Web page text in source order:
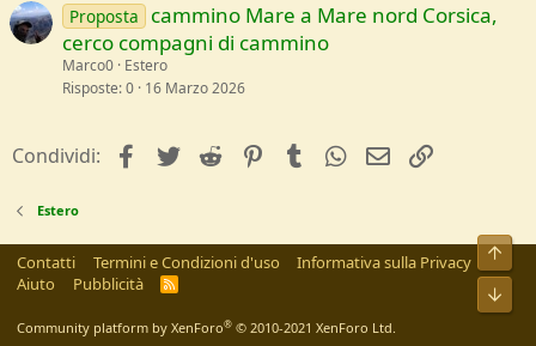
Proposta
cammino Mare a Mare nord Corsica,
cerco compagni di cammino
Marco0 Estero
Risposte 0 16 Marzo 2026
Condividi: facebookTwitterReddit PinterestTumblrWhatsApp
e-mail
Estero
Contatti Termini e Condizioni d'uso
Informativa sulla Privacy
Aiuto
Pubblicità
R
Community platform by XenForo® © 2010-2021 XenForo Ltd.
Alto